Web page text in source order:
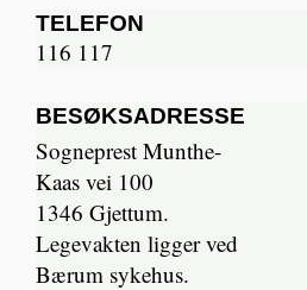
TELEFON
116 117
BESØKSADRESSE
Sogneprest Munthe-
Kaas vei 100
1346 Gjettum.
Legevakten ligger ved
Bærum sykehus.